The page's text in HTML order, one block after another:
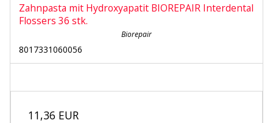
Zahnpasta mit Hydroxyapatit BIOREPAIR Interdental
Flossers 36 stk.
Biorepair
8017331060056
11,36 EUR